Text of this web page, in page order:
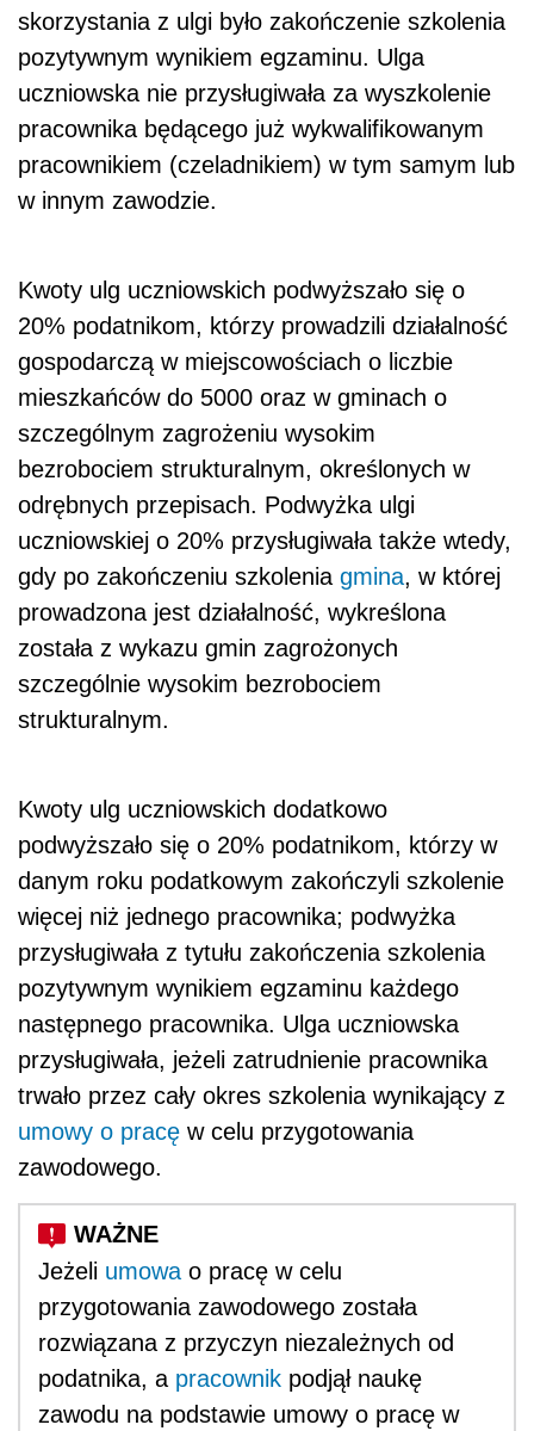
skorzystania z ulgi było zakończenie szkolenia
pozytywnym wynikiem egzaminu. Ulga
uczniowska nie przysługiwała za wyszkolenie
pracownika będącego już wykwalifikowanym
pracownikiem (czeladnikiem) w tym samym lub
w innym zawodzie.
Kwoty ulg uczniowskich podwyższało się o
20% podatnikom, którzy prowadzili działalność
gospodarczą w miejscowościach o liczbie
mieszkańców do 5000 oraz w gminach o
szczególnym zagrożeniu wysokim
bezrobociem strukturalnym, określonych w
odrębnych przepisach. Podwyżka ulgi
uczniowskiej o 20% przysługiwała także wtedy,
gdy po zakończeniu szkolenia gmina, w której
prowadzona jest działalność, wykreślona
została z wykazu gmin zagrożonych
szczególnie wysokim bezrobociem
strukturalnym.
Kwoty ulg uczniowskich dodatkowo
podwyższało się o 20% podatnikom, którzy w
danym roku podatkowym zakończyli szkolenie
więcej niż jednego pracownika; podwyżka
przysługiwała z tytułu zakończenia szkolenia
pozytywnym wynikiem egzaminu każdego
następnego pracownika. Ulga uczniowska
przysługiwała, jeżeli zatrudnienie pracownika
trwało przez cały okres szkolenia wynikający z
umowy o pracę w celu przygotowania
zawodowego.
Jeżeli umowa o pracę w celu
przygotowania zawodowego została
rozwiązana z przyczyn niezależnych od
podatnika, a pracownik podjął naukę
zawodu na podstawie umowy o pracę w